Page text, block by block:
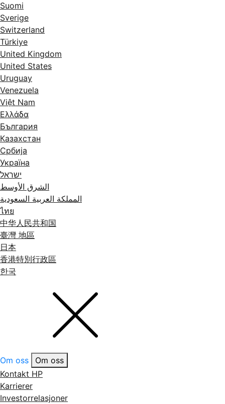
Suomi
Sverige
Switzerland
Türkiye
United Kingdom
United States
Uruguay
Venezuela
Việt Nam
Ελλάδα
България
Казахстан
Србија
Україна
ישראל
الشرق الأوسط
المملكة العربية السعودية
ไทย
中华人民共和国
臺灣 地區
日本
香港特別行政區
한국
Om oss
Om oss
Kontakt HP
Karrierer
Investorrelasjoner